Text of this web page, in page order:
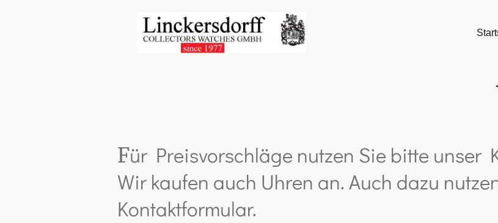
Für Preisvorschläge nutzen Sie bitte unser
Wir kaufen auch Uhren an. Auch dazu
Kontaktformular.